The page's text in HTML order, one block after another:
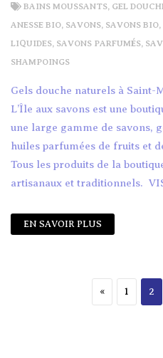
BAINS MOUSSANTS, GEL
ANESSE BIO, SAVONS, SAVONS BIO,
LIQUIDES, SAVONS PARFUMÉS,
SHAMPOINGS
Gels douche naturels à Saint-
L’Île aux savons est une
une large gamme de savons,
huiles parfumées de fruits et
Tous les produits de la
artisanaux et traditionnels.
EN SAVOIR PLUS
Navigation des
«Previous
Page
1 2